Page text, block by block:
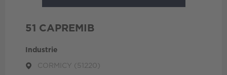
51 CAPREMIB
Industrie
CORMICY (51220)